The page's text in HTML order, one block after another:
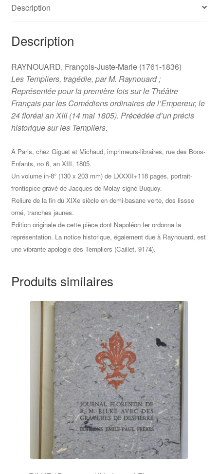
pour
première
sur
le
Théâtre
Français
par
les
Comédiens
ordinaires
de
l’Empereur,
le
24
floréal
an
Précédée
Description
Description
RAYNOUARD, François-Juste-Marie (1761-1836)
Les Templiers, tragédie, par M. Raynouard ;
Représentée pour la première fois sur le Théâtre
Français par les Comédiens ordinaires de l’Empereur, le
24 floréal an XIII (14 mai 1805). Précédée d’un précis
historique sur les Templiers.
A Paris, chez Giguet et Michaud, imprimeurs-libraires, rue des Bons-
Enfants, no 6, an XIII, 1805.
Un volume in-8° (130 x 203 mm) de LXXXII+118 pages, portrait-
frontispice gravé de Jacques de Molay signé Buquoy.
Reliure de la fin du XIXe siècle en demi-basane verte, dos lissse
orné, tranches jaunes.
Edition originale de cette pièce dont Napoléon Ier ordonna la
représentation. La notice historique, également due à Raynouard, est
une vibrante apologie des Templiers (Caillet, 9174).
Produits similaires